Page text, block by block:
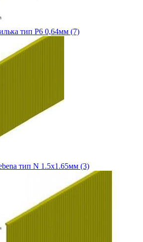
тип P6 0,64мм (7)
тип N 1.5х1.65мм (3)